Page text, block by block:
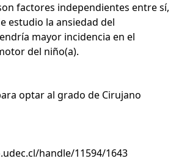
factores independientes entre sí,
estudio la ansiedad del
mayor incidencia en el
del niño(a).
optar al grado de Cirujano
handle/11594/1643